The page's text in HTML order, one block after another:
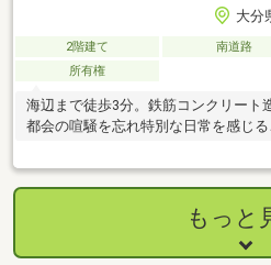
大分
2階建て 南道路
所有権
海辺まで徒歩3分。鉄筋コンクリート
都会の喧騒を忘れ特別な日常を感じ
もっと